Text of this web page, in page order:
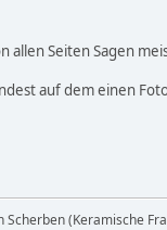
allen Seiten Sagen
auf dem einen
Scherben (Keramische